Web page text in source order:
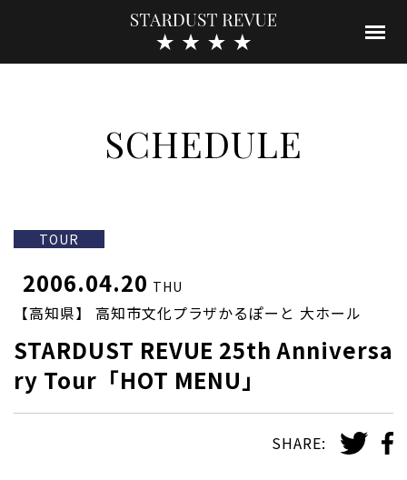
SCHEDULE
TOUR
2006.04.20 THU
【高知県】 高知市文化プラザかるぽーと 大ホール
STARDUST REVUE 25th Anniversa
ry Tour「HOT MENU」
SHARE: